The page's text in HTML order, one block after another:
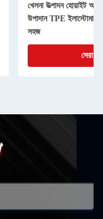
খেলনা উত্পাদন হোয়াইট
উপাদান TPE ইলাস্টোমার
সহজ
সেরা